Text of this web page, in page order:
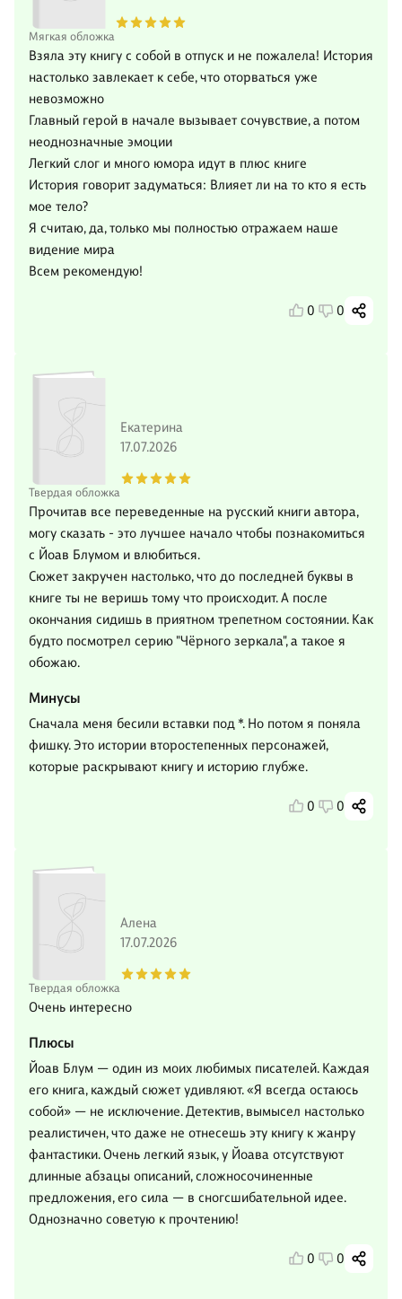
Мягкая обложка
Взяла эту книгу с собой в отпуск и не пожалела! История
настолько завлекает к себе, что оторваться уже
невозможно
Главный герой в начале вызывает сочувствие, а потом
неоднозначные эмоции
Легкий слог и много юмора идут в плюс книге
История говорит задуматься: Влияет ли на то кто я есть
мое тело?
Я считаю, да, только мы полностью отражаем наше
видение мира
Всем рекомендую!
0 0
Твердая обложка
Екатерина
17.07.2026
Прочитав все переведенные на русский книги автора,
могу сказать - это лучшее начало чтобы познакомиться
с Йоав Блумом и влюбиться.
Сюжет закручен настолько, что до последней буквы в
книге ты не веришь тому что происходит. А после
окончания сидишь в приятном трепетном состоянии. Как
будто посмотрел серию "Чёрного зеркала", а такое я
обожаю.
Минусы
Сначала меня бесили вставки под *. Но потом я поняла
фишку. Это истории второстепенных персонажей,
которые раскрывают книгу и историю глубже.
0 0
Твердая обложка
Алена
17.07.2026
Очень интересно
Плюсы
Йоав Блум — один из моих любимых писателей. Каждая
его книга, каждый сюжет удивляют. «Я всегда остаюсь
собой» — не исключение. Детектив, вымысел настолько
реалистичен, что даже не отнесешь эту книгу к жанру
фантастики. Очень легкий язык, у Йоава отсутствуют
длинные абзацы описаний, сложносочиненные
предложения, его сила — в сногсшибательной идее.
Однозначно советую к прочтению!
0 0